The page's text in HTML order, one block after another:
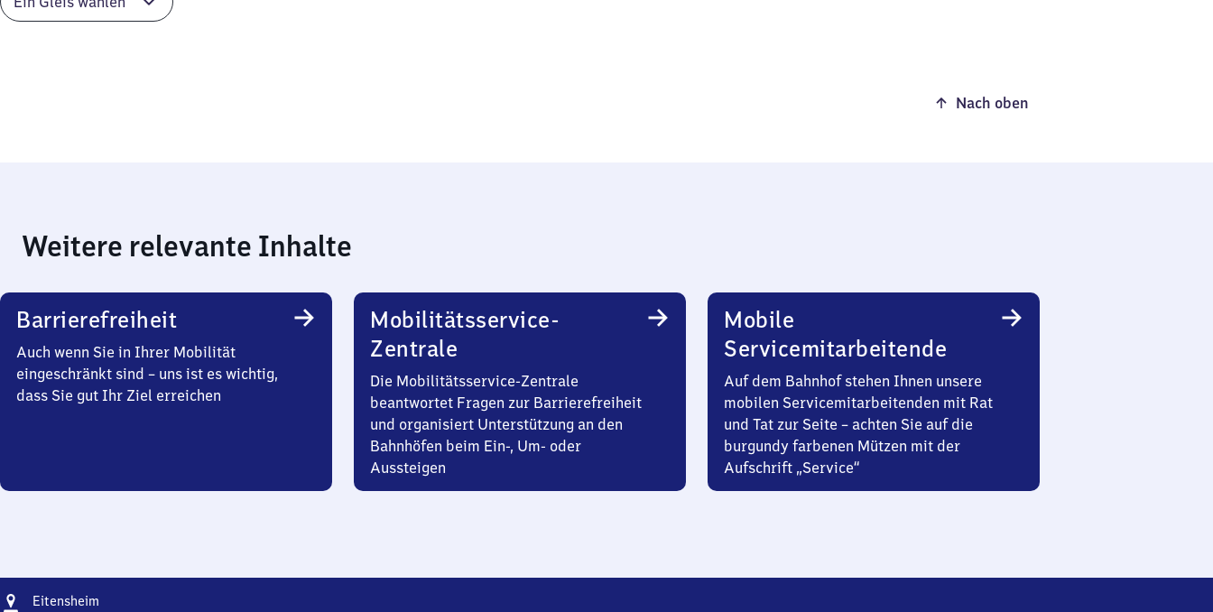
Nach oben
Weitere relevante Inhalte
Barrierefreiheit
Auch wenn Sie in Ihrer Mobilität
eingeschränkt sind – uns ist es wichtig,
dass Sie gut Ihr Ziel erreichen
Mobilitätsservice-
Zentrale
Die Mobilitätsservice-Zentrale
beantwortet Fragen zur Barrierefreiheit
und organisiert Unterstützung an den
Bahnhöfen beim Ein-, Um- oder
Aussteigen
Mobile
Servicemitarbeitende
Auf dem Bahnhof stehen Ihnen unsere
mobilen Servicemitarbeitenden mit Rat
und Tat zur Seite – achten Sie auf die
burgundy farbenen Mützen mit der
Aufschrift „Service“
Adresse
Eitensheim